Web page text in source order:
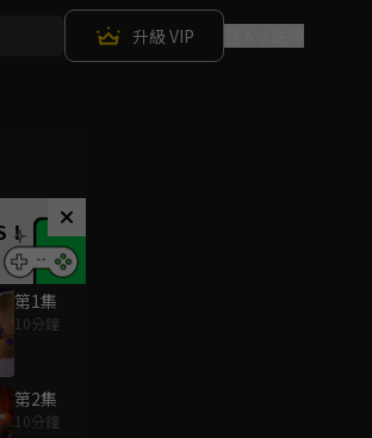
升級 VIP
！
第1集
10分鐘
第2集
10分鐘